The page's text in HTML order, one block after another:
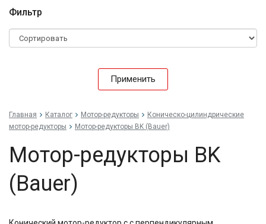
Фильтр
Применить
Главная Каталог Мотор-редукторы
Коническо-цилиндрические
мотор-редукторы
Мотор-редукторы BK (Bauer)
Мотор-редукторы BK
(Bauer)